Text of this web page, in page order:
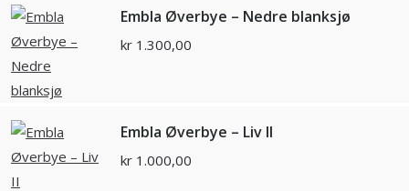
Embla Øverbye – Nedre blanksjø
kr 1.300,00
Embla Øverbye – Liv II
kr 1.000,00